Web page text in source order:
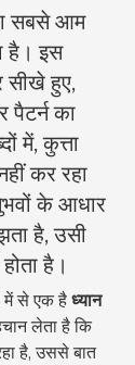
सबसे आम
है। इस
सीखे हुए,
पैटर्न का
में, कुत्ता
कर रहा
के आधार
है, उसी
है।
में से एक है ध्यान
लेता है कि
है, उससे बात